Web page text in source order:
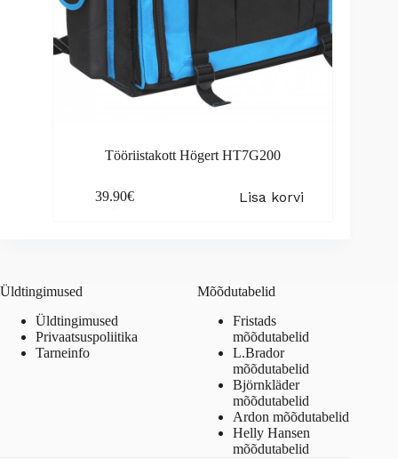
Tööriistakott Högert HT7G200
39.90€ Lisa korvi
Üldtingimused
Üldtingimused
Privaatsuspoliitika
Tarneinfo
Mõõdutabelid
Fristads
mõõdutabelid
L.Brador
mõõdutabelid
Björnkläder
mõõdutabelid
Ardon mõõdutabelid
Helly Hansen
mõõdutabelid